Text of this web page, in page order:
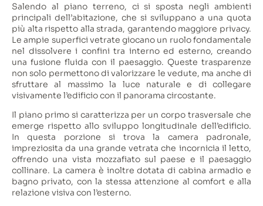
Salendo al piano terreno, ci si sposta negli ambienti
principali dell’abitazione, che si sviluppano a una quota
più alta rispetto alla strada, garantendo maggiore privacy.
Le ampie superfici vetrate giocano un ruolo fondamentale
nel dissolvere i confini tra interno ed esterno, creando
una fusione fluida con il paesaggio. Queste trasparenze
non solo permettono di valorizzare le vedute, ma anche di
sfruttare al massimo la luce naturale e di collegare
visivamente l’edificio con il panorama circostante.
Il piano primo si caratterizza per un corpo trasversale che
emerge rispetto allo sviluppo longitudinale dell’edificio.
In questa porzione si trova la camera padronale,
impreziosita da una grande vetrata che incornicia il letto,
offrendo una vista mozzafiato sul paese e il paesaggio
collinare. La camera è inoltre dotata di cabina armadio e
bagno privato, con la stessa attenzione al comfort e alla
relazione visiva con l’esterno.